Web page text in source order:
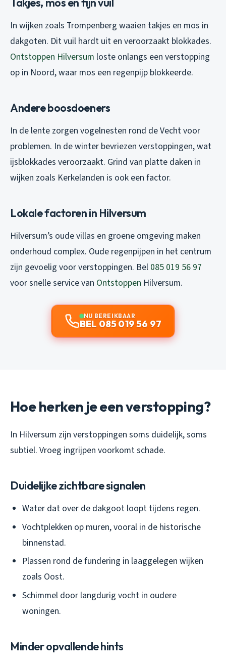
In wijken zoals Trompenberg waaien takjes en mos in
dakgoten. Dit vuil hardt uit en veroorzaakt blokkades.
Ontstoppen Hilversum loste onlangs een verstopping
op in Noord, waar mos een regenpijp blokkeerde.
Andere boosdoeners
In de lente zorgen vogelnesten rond de Vecht voor
problemen. In de winter bevriezen verstoppingen, wat
ijsblokkades veroorzaakt. Grind van platte daken in
wijken zoals Kerkelanden is ook een factor.
Lokale factoren in Hilversum
Hilversum’s oude villas en groene omgeving maken
onderhoud complex. Oude regenpijpen in het centrum
zijn gevoelig voor verstoppingen. Bel 085 019 56 97
voor snelle service van Ontstoppen Hilversum.
NU BEREIKBAAR
BEL 085 019 56 97
Hoe herken je een verstopping?
In Hilversum zijn verstoppingen soms duidelijk, soms
subtiel. Vroeg ingrijpen voorkomt schade.
Duidelijke zichtbare signalen
Water dat over de dakgoot loopt tijdens regen.
Vochtplekken op muren, vooral in de historische
binnenstad.
Plassen rond de fundering in laaggelegen wijken
zoals Oost.
Schimmel door langdurig vocht in oudere
woningen.
Minder opvallende hints